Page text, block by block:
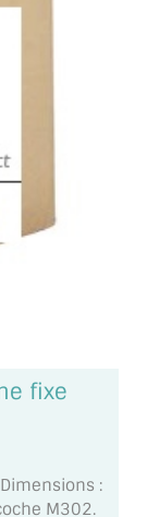
fixe
:
M302.